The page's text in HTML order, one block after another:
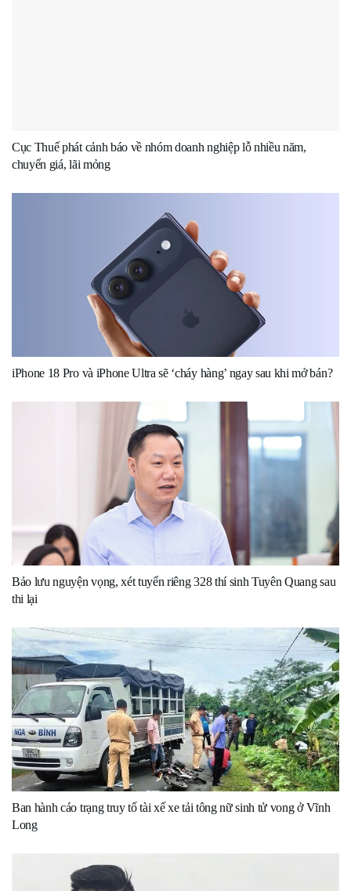
Cục Thuế phát cảnh báo về nhóm doanh nghiệp lỗ nhiều năm,
chuyển giá, lãi mỏng
iPhone 18 Pro và iPhone Ultra sẽ ‘cháy hàng’ ngay sau khi mở bán?
Bảo lưu nguyện vọng, xét tuyển riêng 328 thí sinh Tuyên Quang sau
thi lại
Ban hành cáo trạng truy tố tài xế xe tải tông nữ sinh tử vong ở Vĩnh
Long